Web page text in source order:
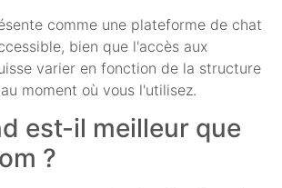
comme une plateforme de chat
bien que l'accès aux
varier en fonction de la structure
moment où vous l'utilisez.
est-il meilleur que
?